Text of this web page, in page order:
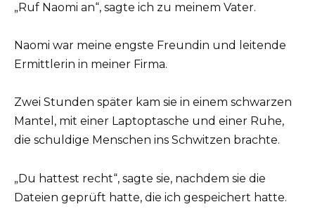
„Ruf Naomi an“, sagte ich zu meinem Vater.
Naomi war meine engste Freundin und leitende
Ermittlerin in meiner Firma.
Zwei Stunden später kam sie in einem schwarzen
Mantel, mit einer Laptoptasche und einer Ruhe,
die schuldige Menschen ins Schwitzen brachte.
„Du hattest recht“, sagte sie, nachdem sie die
Dateien geprüft hatte, die ich gespeichert hatte.